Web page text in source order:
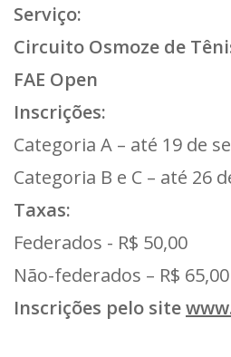
Serviço:
Circuito Osmoze de
FAE Open
Inscrições:
Categoria A – até 19 de
Categoria B e C – até 26
Taxas:
Federados - R$ 50,00
Não-federados – R$ 65,00
Inscrições pelo site